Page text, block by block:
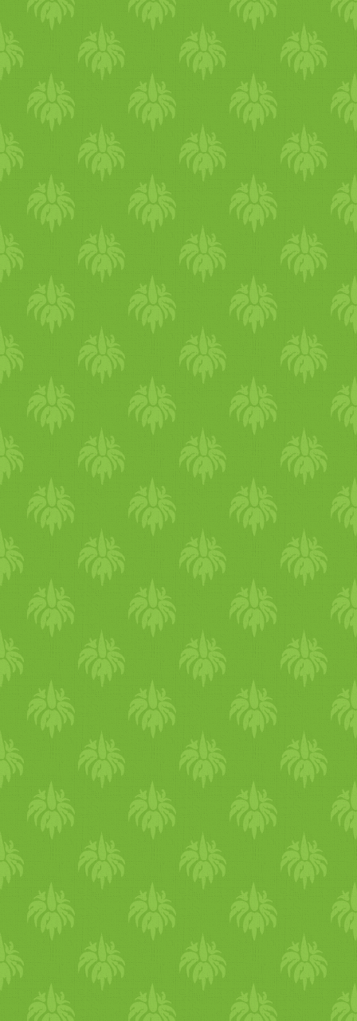
hogy ne forrósodj túl, ehhez
igyál elegendő folyadékot és
egyél hűsítő ételeket. Erről
írok részletesen is lentebb.
Mivel június elején az
időjárásban több a hő és a
pára ez leginkább a pitta
kapha alkatúaknak okoz
nehézséget. A több
a szervezetükben okozhat
vízvisszatartást, pufisodást,
ödémásodást. Ahogy
emelkedik a hőmérséklet
sokan egyre többet izzadnak.
Hogy elkerüld a kiszáradást,
figyelj a vízbevitelre és az
elektrolit-egyensúlyra.
Mindig légy tudatos a tested
jelzéseiről, ha szomjas vagy
igyál - ehhez mindig legyen
nálad víz. A pitta
a hő kimerítheti a májat. A
túlterhelt máj nem biztos,
hogy képes feldolgozni a